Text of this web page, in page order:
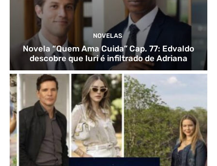
NOVELAS
Novela “Quem Ama Cuida” Cap. 77: Edvaldo
descobre que Iuri é infiltrado de Adriana